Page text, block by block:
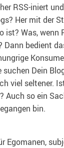
RSS-iniert
Her mit der
ist? Was, wenn
Dann bedient
suchen Dein
viel seltener.
Auch so ein
bin.
Egomanen,